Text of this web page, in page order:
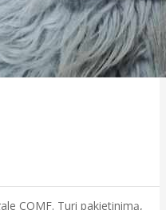
COMF. Turi pakietinimą,